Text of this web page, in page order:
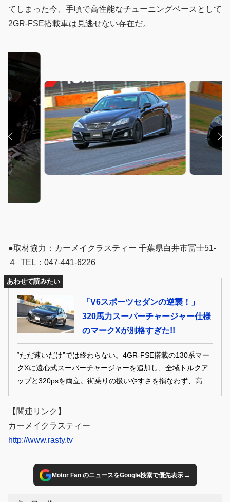
てしまった今、手頃で高性能なチューニングベースとして
2GR-FSE搭載車は見逃せない存在だ。
●取材協力：カーメイクラスティー 千葉県白井市冨士51-
４ TEL：047-441-6226
あわせて読みたい
「V6スポーツセダンの逆襲！」
320馬力スーパーチャージャー仕様
のマークXが別格すぎた!!
“ただ速いだけ”では終わらない。4GR-FSE搭載の130系マー
クXに遠心式スーパーチャージャーを追加し、全域トルクア
ップと320psを両立。街乗りの扱いやすさを損なわず、高速
出した万能FRセダンの実力とは。
【関連リンク】
カーメイクラスティー
http://www.rasty.tv
Motor Fan のニュースをGoogle検索で優先表示→